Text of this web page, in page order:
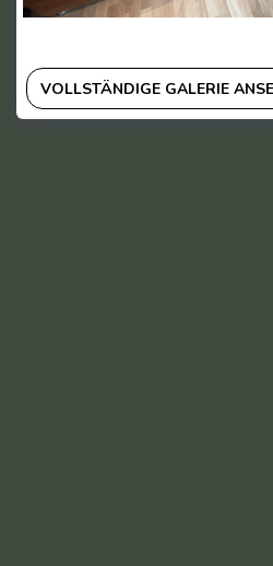
VOLLSTÄNDIGE GALERIE